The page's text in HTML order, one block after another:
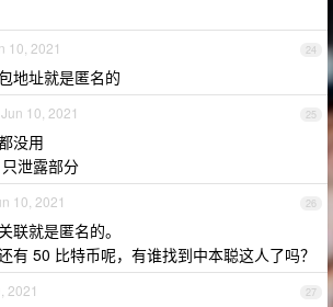
24
10, 2021
地址就是匿名的
25
Jun 10, 2021
没用
泄露部分
26
10, 2021
联就是匿名的。
有 50 比特币呢，有谁找到中本聪这人了吗？
27
2021